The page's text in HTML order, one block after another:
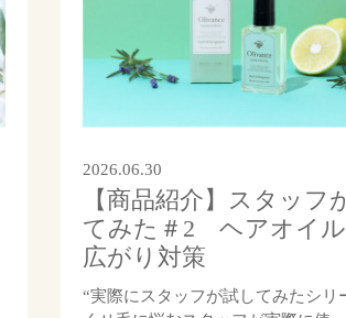
2026.06.30
【商品紹介】スタッフ
てみた＃2 ヘアオイ
広がり対策
“実際にスタッフが試してみたシリ